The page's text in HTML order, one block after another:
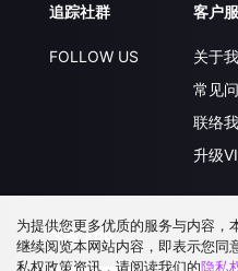
追踪社群
FOLLOW US
客户
关于
常见
联络
升级
下载 APP
为提供您更多优质的服务与内容
继续阅览本网站内容，即表示您
私权政策资讯，请阅读我们的隐私